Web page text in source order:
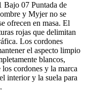
Bajo 07 Puntada de
y Myjer no se
ofrecen en masa. El
rojas que delimitan
Los cordones
el aspecto limpio
blancos,
cordones y la marca
interior y la suela para